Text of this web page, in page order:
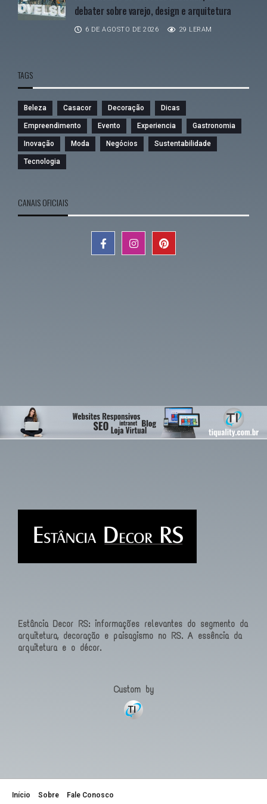
debater sobre varejo, design e arquitetura
6 DE AGOSTO DE 2026 29 LERAM
TAGS
Beleza Casacor Decoração Dicas
Empreendimento Evento Experiencia Gastronomia
Inovação Moda Negócios Sustentabilidade
Tecnologia
CANAIS OFICIAIS
Estância Decor RS: informações relevantes do segmento da
arquitetura, decoração e paisagismo no RS. A essência da
arquitetura e o décor.
Custom by
Início Sobre Fale Conosco